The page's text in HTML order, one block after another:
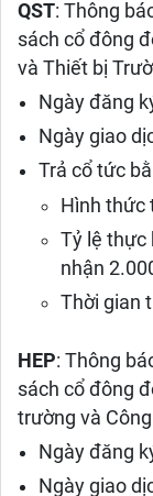
QST: Thông
sách cổ đông
và Thiết bị
Ngày đăng
Ngày giao
Trả cổ tức
Hình thức
Tỷ lệ thực
nhận
Thời gian
HEP: Thông
sách cổ đông
trường và
Ngày đăng
Ngày giao